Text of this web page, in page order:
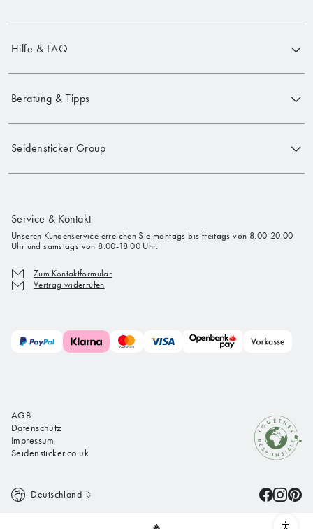
Hilfe & FAQ
Beratung & Tipps
Seidensticker Group
Service & Kontakt
Unseren Kundenservice erreichen Sie montags bis freitags von 8.00-20.00
Uhr und samstags von 8.00-18.00 Uhr.
Zum Kontaktformular
Vertrag widerrufen
AGB
Datenschutz
Impressum
Seidensticker.co.uk
Deutschland